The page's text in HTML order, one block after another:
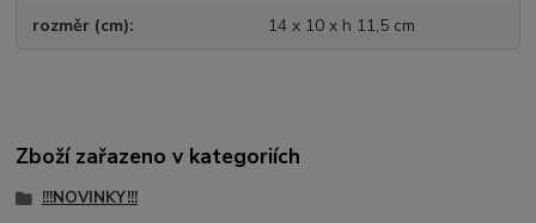
rozměr (cm) 14 x 10 x h 11,5 cm
Zboží zařazeno v kategoriích
!!!NOVINKY!!!